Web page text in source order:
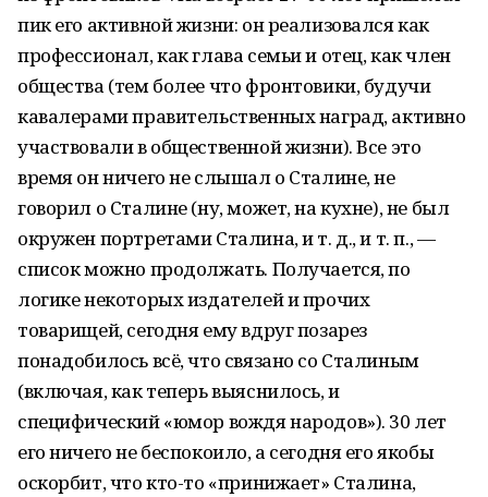
пик его активной жизни: он реализовался как
профессионал, как глава семьи и отец, как член
общества (тем более что фронтовики, будучи
кавалерами правительственных наград, активно
участвовали в общественной жизни). Все это
время он ничего не слышал о Сталине, не
говорил о Сталине (ну, может, на кухне), не был
окружен портретами Сталина, и т. д., и т. п., —
список можно продолжать. Получается, по
логике некоторых издателей и прочих
товарищей, сегодня ему вдруг позарез
понадобилось всё, что связано со Сталиным
(включая, как теперь выяснилось, и
специфический «юмор вождя народов»). 30 лет
его ничего не беспокоило, а сегодня его якобы
оскорбит, что кто-то «принижает» Сталина,